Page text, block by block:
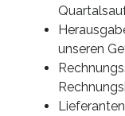
unseren